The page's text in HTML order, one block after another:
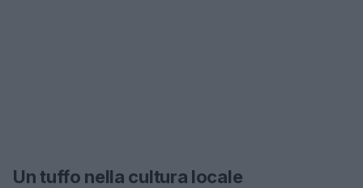
Un tuffo nella cultura locale